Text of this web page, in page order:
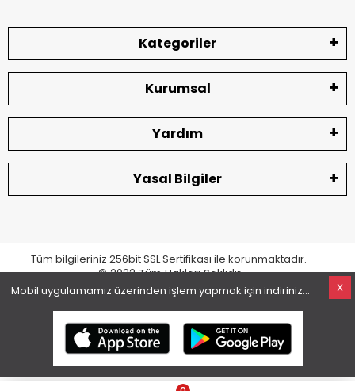
Kategoriler
Kurumsal
Yardım
Yasal Bilgiler
Tüm bilgileriniz 256bit SSL Sertifikası ile korunmaktadır.
© 2022Tüm Hakları Saklıdır
X
Mobil uygulamamız üzerinden işlem yapmak için indiriniz...
superKET E-ticaret ve Pazaryeri Entegrasyon Çözümleri